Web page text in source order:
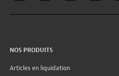
NOS PRODUITS
Articles en liquidation